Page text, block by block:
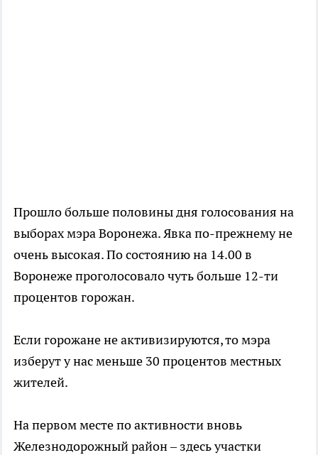
Прошло больше половины дня голосования на
выборах мэра Воронежа. Явка по-прежнему не
очень высокая. По состоянию на 14.00 в
Воронеже проголосовало чуть больше 12-ти
процентов горожан.
Если горожане не активизируются, то мэра
изберут у нас меньше 30 процентов местных
жителей.
На первом месте по активности вновь
Железнодорожный район – здесь участки